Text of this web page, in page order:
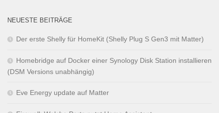
NEUESTE BEITRÄGE
Der erste Shelly für HomeKit (Shelly Plug S Gen3 mit Matter)
Homebridge auf Docker einer Synology Disk Station installieren
(DSM Versions unabhängig)
Eve Energy update auf Matter